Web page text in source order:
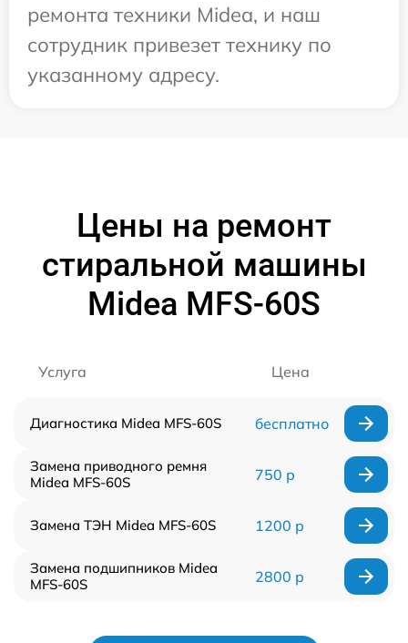
ремонта техники Midea, и наш
сотрудник привезет технику по
указанному адресу.
Цены на ремонт
стиральной машины
Midea MFS-60S
Услуга Цена
Диагностика Midea MFS-60S бесплатно
Замена приводного ремня
Midea MFS-60S
750 р
Замена ТЭН Midea MFS-60S 1200 р
Замена подшипников Midea
MFS-60S
2800 р